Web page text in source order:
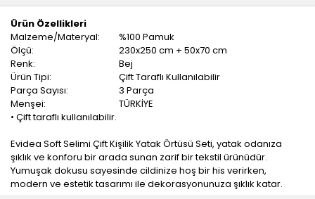
Ürün Özellikleri
Malzeme/Materyal:
%100 Pamuk
Ölçü:
230x250 cm + 50x70 cm
Renk:
Bej
Ürün Tipi:
Çift Taraflı Kullanılabilir
Parça Sayısı:
3 Parça
Menşei:
TÜRKİYE
• Çift taraflı kullanılabilir.
Evidea Soft Selimi Çift Kişilik Yatak Örtüsü Seti, yatak odanıza
şıklık ve konforu bir arada sunan zarif bir tekstil ürünüdür.
Yumuşak dokusu sayesinde cildinize hoş bir his verirken,
modern ve estetik tasarımı ile dekorasyonunuza şıklık katar.